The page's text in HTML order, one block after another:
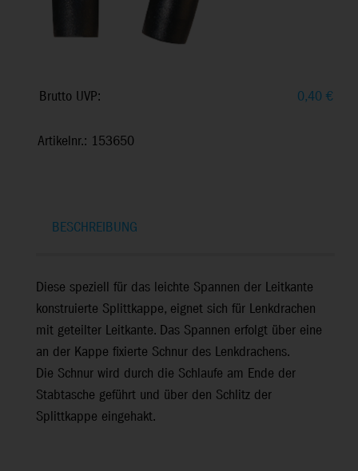
Brutto UVP: 0,40 €
Artikelnr.: 153650
BESCHREIBUNG
Diese speziell für das leichte Spannen der Leitkante
konstruierte Splittkappe, eignet sich für Lenkdrachen
mit geteilter Leitkante. Das Spannen erfolgt über eine
an der Kappe fixierte Schnur des Lenkdrachens.
Die Schnur wird durch die Schlaufe am Ende der
Stabtasche geführt und über den Schlitz der
Splittkappe eingehakt.